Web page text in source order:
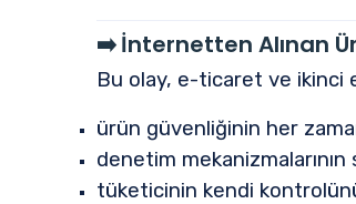
➡️İnternetten Alınan
Bu olay, e-ticaret ve ikinci
ürün güvenliğinin her
denetim mekanizmalarının
tüketicinin kendi